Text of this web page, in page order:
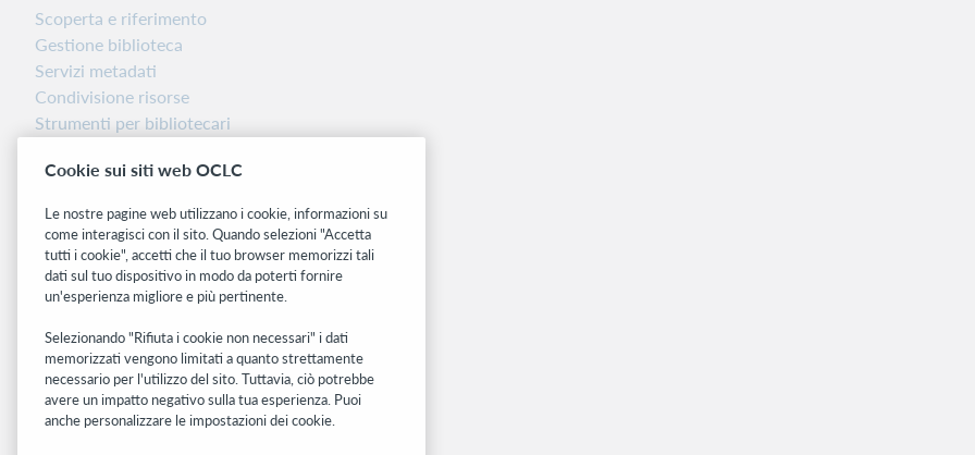
Scoperta e riferimento
Gestione biblioteca
Servizi metadati
Condivisione risorse
Strumenti per bibliotecari
Dashboard di stato del sistema
Siti correlati
OCLC.org
BibFormats
Community
Ricerca
WebJunction
Rete sviluppatori
Cookie sui siti web OCLC
Le nostre pagine web utilizzano i cookie, informazioni su
come interagisci con il sito. Quando selezioni "Accetta
tutti i cookie", accetti che il tuo browser memorizzi tali
dati sul tuo dispositivo in modo da poterti fornire
un'esperienza migliore e più pertinente.
Selezionando "Rifiuta i cookie non necessari" i dati
memorizzati vengono limitati a quanto strettamente
necessario per l'utilizzo del sito. Tuttavia, ciò potrebbe
avere un impatto negativo sulla tua esperienza. Puoi
anche personalizzare le impostazioni dei cookie.